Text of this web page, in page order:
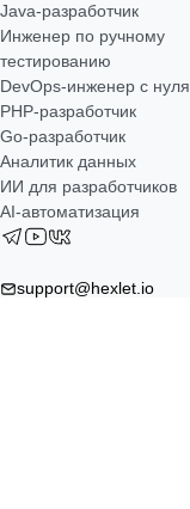
Java-разработчик
Инженер по ручному
тестированию
DevOps-инженер с нуля
РНР-разработчик
Go-разработчик
Аналитик данных
ИИ для разработчиков
AI-автоматизация
support@hexlet.io